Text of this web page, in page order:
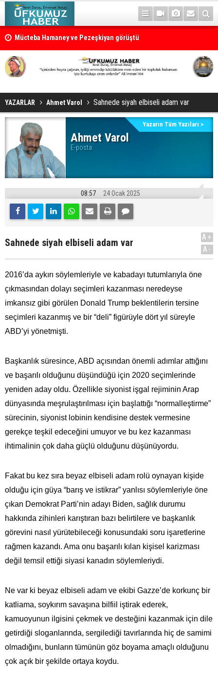
Mücteba Hamaney ve Pezeşkiyan görüştü
Terörist Netanyahu ‘Gazze planını’ red etti
YAZARLAR Ahmet Varol Sahnede siyah elbiseli adam var
Ahmet Varol
E-posta:
Yazarın Tüm Yazıları >
08:57 24 Ocak 2025
Sahnede siyah elbiseli adam var
A+
A-
2016’da aykırı söylemleriyle ve kabadayı tutumlarıyla öne
çıkmasından dolayı seçimleri kazanması neredeyse
imkansız gibi görülen Donald Trump beklentilerin tersine
seçimleri kazanmış ve bir “deli” figürüyle dört yıl süreyle
ABD’yi yönetmişti.
Başkanlık süresince, ABD açısından önemli adımlar attığını
ve başarılı olduğunu düşündüğü için 2020 seçimlerinde
yeniden aday oldu. Özellikle siyonist işgal rejiminin Arap
dünyasında meşrulaştırılması için başlattığı “normalleştirme”
sürecinin, siyonist lobinin kendisine destek vermesine
gerekçe teşkil edeceğini umuyor ve bu kez kazanması
ihtimalinin çok daha güçlü olduğunu düşünüyordu.
Fakat bu kez sıra beyaz elbiseli adam rolü oynayan kişide
olduğu için güya “barış ve istikrar” yanlısı söylemleriyle öne
çıkan Demokrat Parti’nin adayı Biden, sağlık durumu
hakkında zihinleri karıştıran bazı belirtilere ve başkanlık
görevini nasıl yürütebileceği konusundaki soru işaretlerine
rağmen kazandı. Ama onu başarılı kılan kişisel karizması
değil temsil ettiği siyasi kanadın söylemleriydi.
Ne var ki beyaz elbiseli adam ve ekibi Gazze’de korkunç bir
katliama, soykırım savaşına bilfiil iştirak ederek,
kamuoyunun ilgisini çekmek ve desteğini kazanmak için dile
getirdiği sloganlarında, sergilediği tavırlarında hiç de samimi
olmadığını, bunların tümünün göz boyama amaçlı olduğunu
çok açık bir şekilde ortaya koydu.